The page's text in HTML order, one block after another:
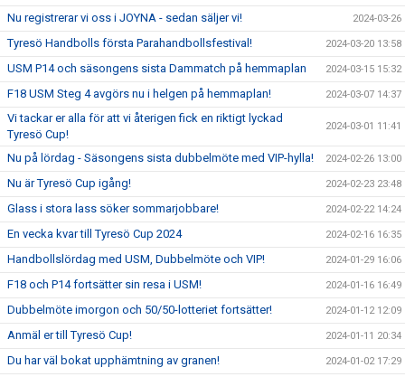
Nu registrerar vi oss i JOYNA - sedan säljer vi! 2024-03-26
Tyresö Handbolls första Parahandbollsfestival! 2024-03-20 13:58
USM P14 och säsongens sista Dammatch på hemmaplan 2024-03-15 15:32
F18 USM Steg 4 avgörs nu i helgen på hemmaplan! 2024-03-07 14:37
Vi tackar er alla för att vi återigen fick en riktigt lyckad
Tyresö Cup!
2024-03-01 11:41
Nu på lördag - Säsongens sista dubbelmöte med VIP-hylla! 2024-02-26 13:00
Nu är Tyresö Cup igång! 2024-02-23 23:48
Glass i stora lass söker sommarjobbare! 2024-02-22 14:24
En vecka kvar till Tyresö Cup 2024 2024-02-16 16:35
Handbollslördag med USM, Dubbelmöte och VIP! 2024-01-29 16:06
F18 och P14 fortsätter sin resa i USM! 2024-01-16 16:49
Dubbelmöte imorgon och 50/50-lotteriet fortsätter! 2024-01-12 12:09
Anmäl er till Tyresö Cup! 2024-01-11 20:34
Du har väl bokat upphämtning av granen! 2024-01-02 17:29